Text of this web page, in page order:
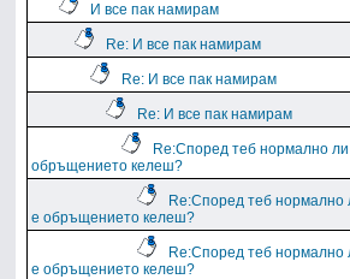
И все пак намирам
Re: И все пак намирам
Re: И все пак намирам
Re: И все пак намирам
Re:Според теб нормално
обръщението келеш?
Re:Според теб нормално
е обръщението келеш?
Re:Според теб нормално
е обръщението келеш?